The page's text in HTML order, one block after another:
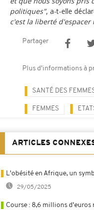
politiques", a-t-elle
c'est la liberté d'espacer
Partager
Plus d'informations à
SANTÉ DES
FEMMES
ARTICLES
L'obésité en Afrique, un
29/05/2025
Course : 8,6 millions